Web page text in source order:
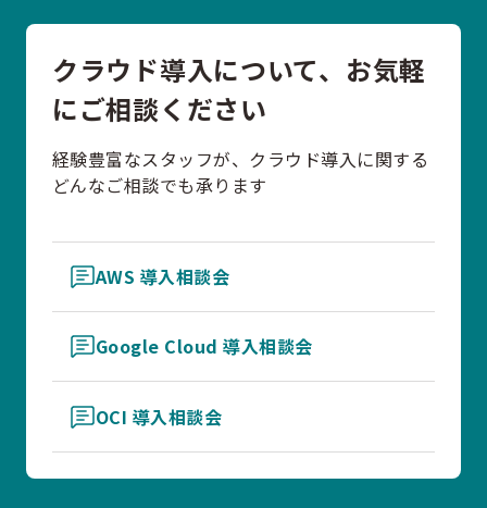
クラウド導入について、お気軽
にご相談ください
経験豊富なスタッフが、クラウド導入に関する
どんなご相談でも承ります
AWS 導入相談会
Google Cloud 導入相談会
OCI 導入相談会